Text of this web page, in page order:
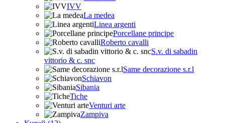
IVV
La medea
Linea argenti
Porcellane principe
Roberto cavalli
S.v. di sabadin
vittorio & c. snc
Same decorazione s.r.l
Schiavon
Sibania
Tiche
Venturi arte
Zampiva